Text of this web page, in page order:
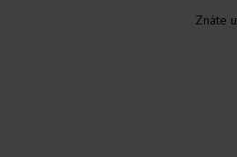
Znáte